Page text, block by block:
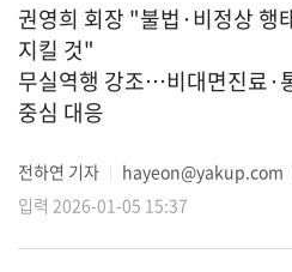
권영희 회장 "불법·비정상 행
지킬 것"
무실역행 강조…비대면진료·
중심 대응
전하연 기자
hayeon@yakup.com
입력 2026-01-05 15:37